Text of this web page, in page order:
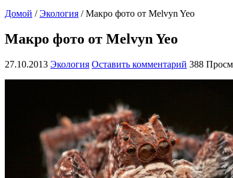
Домой / Экология / Макро фото от Melvyn Yeo
Макро фото от Melvyn Yeo
27.10.2013 Экология Оставить комментарий 388